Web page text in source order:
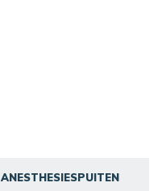
ANESTHESIESPUITEN